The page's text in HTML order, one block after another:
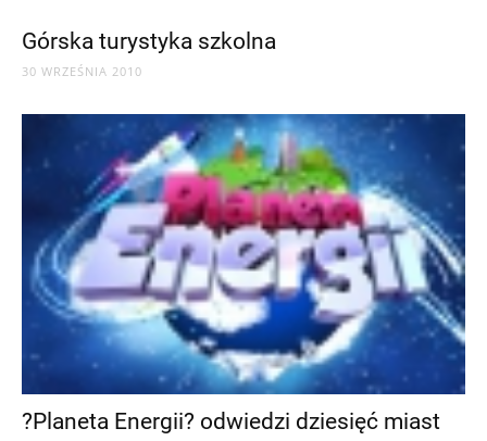
Górska turystyka szkolna
30 WRZEŚNIA 2010
?Planeta Energii? odwiedzi dziesięć miast